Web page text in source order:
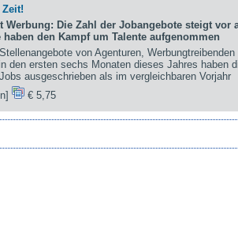
Werbung: Die Zahl der Jobangebote steigt vor
haben den Kampf um Talente aufgenommen
von Agenturen,
den ersten sechs Monaten dieses Jahres haben
ausgeschrieben als im vergleichbaren Vorjahr
€ 5,75